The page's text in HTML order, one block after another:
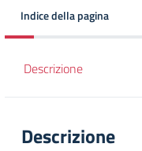
Indice della pagina
Descrizione
Descrizione